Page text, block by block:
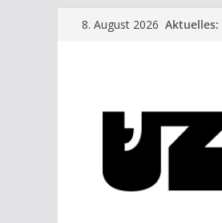
Zum8. August 2026 Aktuelles: